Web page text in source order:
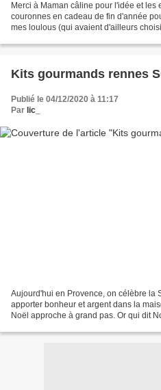
Merci à Maman câline pour l'idée et les
couronnes en cadeau de fin d'année
mes loulous (qui avaient d'ailleurs
Kits gourmands rennes
Publié le 04/12/2020 à 11:17
Par lic_
Aujourd'hui en Provence, on célèbre la
apporter bonheur et argent dans la
Noël approche à grand pas. Or qui dit